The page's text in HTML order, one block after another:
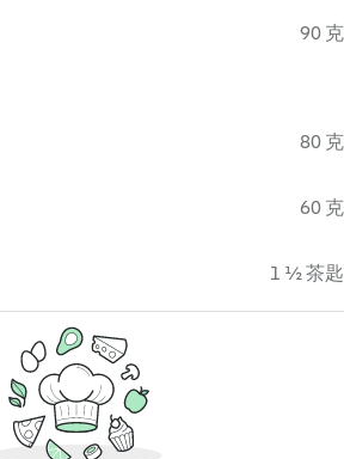
90 克
80 克
60 克
1 ½ 茶匙